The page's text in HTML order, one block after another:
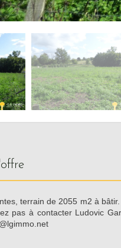
terrain de 2055 m2 à
pas à contacter Ludovic